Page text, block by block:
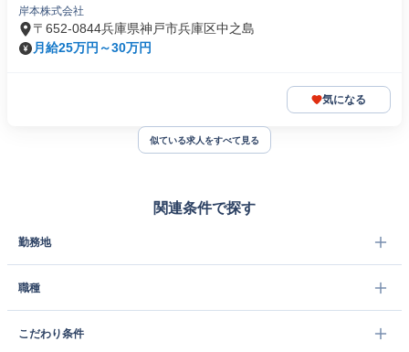
岸本株式会社
〒652-0844兵庫県神戸市兵庫区中之島
月給25万円～30万円
気になる
似ている求人をすべて見る
関連条件で探す
勤務地
職種
こだわり条件